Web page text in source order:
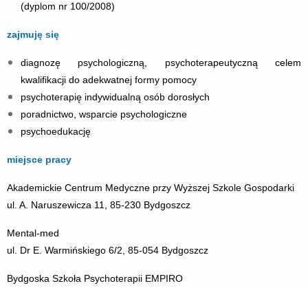
(dyplom nr 100/2008)
zajmuję się
diagnozę psychologiczną, psychoterapeutyczną celem
kwalifikacji do adekwatnej formy pomocy
psychoterapię indywidualną osób dorosłych
poradnictwo, wsparcie psychologiczne
psychoedukację
miejsce pracy
Akademickie Centrum Medyczne przy Wyższej Szkole Gospodarki
ul. A. Naruszewicza 11, 85-230 Bydgoszcz
Mental-med
ul. Dr E. Warmińskiego 6/2, 85-054 Bydgoszcz
Bydgoska Szkoła Psychoterapii EMPIRO